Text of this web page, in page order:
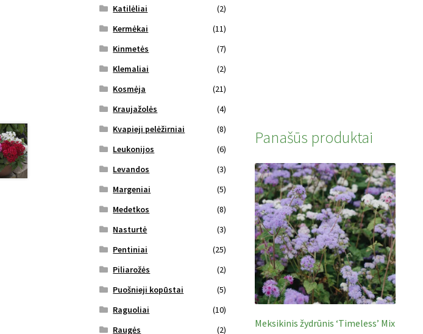
Panašūs produktai
Meksikinis žydrūnis ‘Timeless’ Mix
Katilėliai
(2)
Kermėkai
(11)
Kinmetės
(7)
Klemaliai
(2)
Kosmėja
(21)
Kraujažolės
(4)
Kvapieji pelėžirniai
(8)
Leukonijos
(6)
Levandos
(3)
Margeniai
(5)
Medetkos
(8)
Nasturtė
(3)
Pentiniai
(25)
Piliarožės
(2)
Puošnieji kopūstai
(5)
Raguoliai
(10)
Raugės
(2)